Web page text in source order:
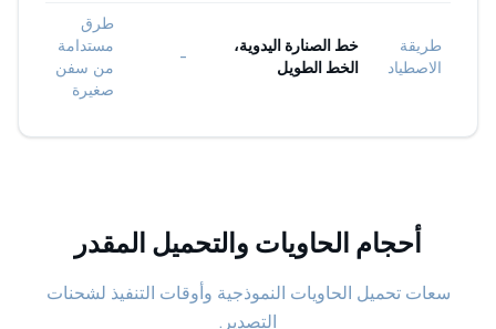
طريقة
الاصطياد
خط الصنارة اليدوية،
الخط الطويل
-
طرق
مستدامة
من سفن
صغيرة
أحجام الحاويات والتحميل المقدر
سعات تحميل الحاويات النموذجية وأوقات التنفيذ لشحنات
التصدير.